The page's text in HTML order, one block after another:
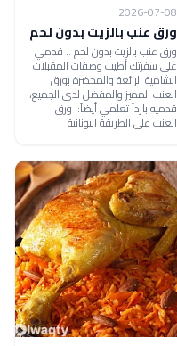
2026-07-08
ورق عنب بالزيت بدون لحم
ورق عنب بالزيت بدون لحم .. قدمي
على سفرتك أطيب وصفات المقبلات
الشامية الرائعة والمحضرة بورق
العنب المميز والمفضل لدى الجميع،
قدميه بارداً تعلمي أيضاً: ورق
العنب على الطريقة اليونانية